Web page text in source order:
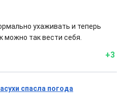
ухаживать и теперь
можно так вести себя.
+3
спасла погода